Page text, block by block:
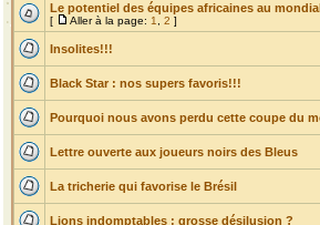
Le potentiel des équipes africaines au
[ Aller à la page: 1 2 ]
Insolites!!!
Black Star : nos supers favoris!!!
Pourquoi nous avons perdu cette coupe du
Lettre ouverte aux joueurs noirs des Bleus
La tricherie qui favorise le Brésil
Lions indomptables : grosse désilusion ?